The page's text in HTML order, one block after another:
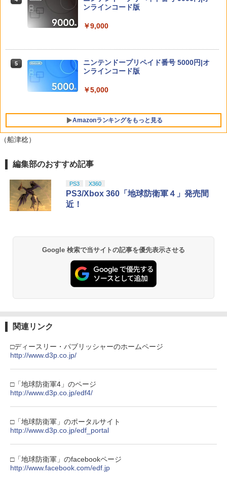
（アクリルチャーム付き）)
￥7,480
【中古】【18歳以上対象】明末：ウツロ
ト／ロールプレイング・ゲーム
テーション5ソフト／アクション・ゲー
￥4,360
ドスカイ
ンラインコード版
￥9,000
5
ニンテンドープリペイド番号 5000円|オ
ンラインコード版
￥5,000
Amazonランキングをもっと見る
1
PlayStation 5 デジタル・エディション
ese only (CFI-2200B01)
Beast of Reincarnation -PS5 【特典】
プロダクトコード 封入
￥7,286
トローラー ミッドナイト ブラック(CFI-
ZCT2J01)
￥10,737
【純正品】DualSense ワイヤレスコン
￥10,737
1
【純正品】Xbox ワイヤレス コントロー
￥8,300
ラー (ロボット ホワイト)
4
￥2,618
5
【国内正規品】Thrustmaster スラスト
S5、PS5 Pro、Xbox One、Xbox Serie
￥14,141
1
劇場版「鬼滅の刃」無限城編 第一章 猗
￥3,982
2
劇場版「鬼滅の刃」無限城編 第一章 猗
窩座再来 通常版 [DVD]
カー特典:【坤と離】二振りの剣、十翼よ
り来たる！スタジオ描き下ろしイラスト
窩座再来 完全生産限定版 [Blu-ray]
￥8,698
（船津稔）
編集部のおすすめ記事
PS3 X360
PS3/Xbox 360「地球防衛軍４」発売間
近！
Google 検索で当サイトの記事を優先表示させる
関連リンク
□ディースリー・パブリッシャーのホームページ
http://www.d3p.co.jp/
□「地球防衛軍4」のページ
http://www.d3p.co.jp/edf4/
□「地球防衛軍」のポータルサイト
http://www.d3p.co.jp/edf_portal
□「地球防衛軍」のfacebookページ
http://www.facebook.com/edf.jp